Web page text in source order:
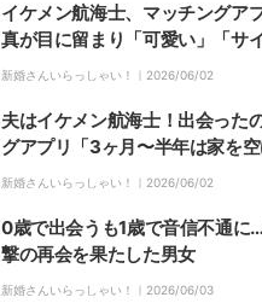
イケメン航海士、マッチングア
真が目に留まり「可愛い」「サ
い」猛アプローチ
新婚さんいらっしゃい！｜ 2026/06/02
夫はイケメン航海士！出会った
グアプリ「3ヶ月〜半年は家を
ありますと書いてあって…」
新婚さんいらっしゃい！｜ 2026/06/02
0歳で出会うも1歳で音信不通に
撃の再会を果たした男女
新婚さんいらっしゃい！｜ 2026/06/03